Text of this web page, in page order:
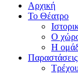
Αρχική
Το Θέατρο
Ο
Η
Παραστάσεις